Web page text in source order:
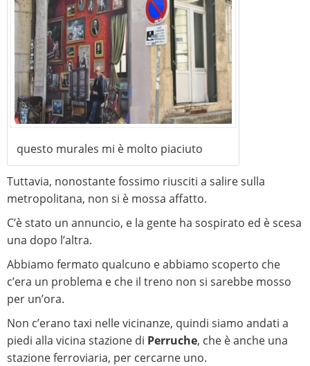
questo murales mi è molto piaciuto
Tuttavia, nonostante fossimo riusciti a salire sulla
metropolitana, non si è mossa affatto.
C’è stato un annuncio, e la gente ha sospirato ed è scesa
una dopo l’altra.
Abbiamo fermato qualcuno e abbiamo scoperto che
c’era un problema e che il treno non si sarebbe mosso
per un’ora.
Non c’erano taxi nelle vicinanze, quindi siamo andati a
piedi alla vicina stazione di Perruche, che è anche una
stazione ferroviaria, per cercarne uno.